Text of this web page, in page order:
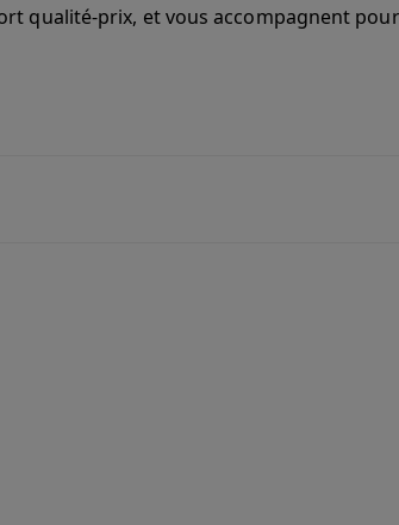
qualité-prix, et vous accompagnent